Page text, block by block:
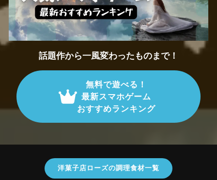
話題作から一風変わったものまで！
無料で遊べる！
最新スマホゲーム
おすすめランキング
洋菓子店ローズの調理食材一覧